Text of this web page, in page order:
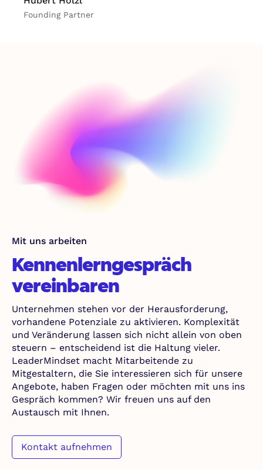
Founding Partner
Mit uns arbeiten
Kennenlerngespräch
vereinbaren
Unternehmen stehen vor der Herausforderung,
vorhandene Potenziale zu aktivieren. Komplexität
und Veränderung lassen sich nicht allein von oben
steuern – entscheidend ist die Haltung vieler.
LeaderMindset macht Mitarbeitende zu
Mitgestaltern, die Sie interessieren sich für unsere
Angebote, haben Fragen oder möchten mit uns ins
Gespräch kommen? Wir freuen uns auf den
Austausch mit Ihnen.
Kontakt aufnehmen